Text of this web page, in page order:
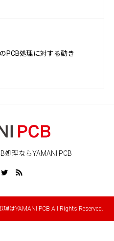
PCB処理に対する動き
処理ならYAMANI PCB
はYAMANI PCB All Rights Reserved.